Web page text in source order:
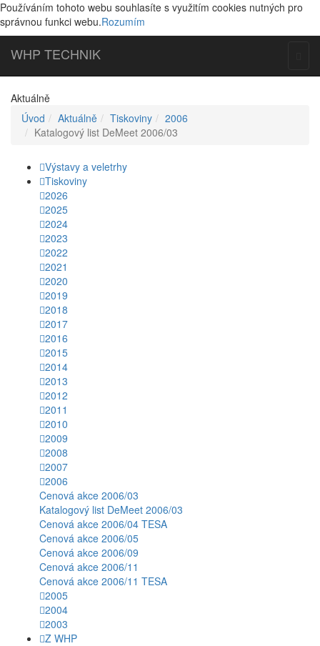
Používáním tohoto webu souhlasíte s využitím cookies nutných pro
správnou funkci webu.Rozumím
WHP TECHNIK
Aktuálně
Úvod
Aktuálně Tiskoviny
2006
Katalogový list DeMeet 2006/03
Výstavy a veletrhy
Tiskoviny
2026
2025
2024
2023
2022
2021
2020
2019
2018
2017
2016
2015
2014
2013
2012
2011
2010
2009
2008
2007
2006
Cenová akce 2006/03
Katalogový list DeMeet 2006/03
Cenová akce 2006/04 TESA
Cenová akce 2006/05
Cenová akce 2006/09
Cenová akce 2006/11
Cenová akce 2006/11 TESA
2005
2004
2003
Z WHP